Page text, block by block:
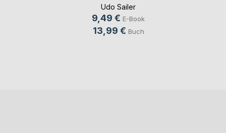
Udo Sailer
9,49 € E-Book
13,99 € Buch